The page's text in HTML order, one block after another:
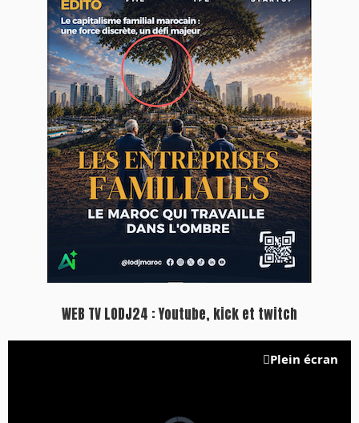
WEB TV LODJ24 : Youtube, kick et twitch
Plein écran